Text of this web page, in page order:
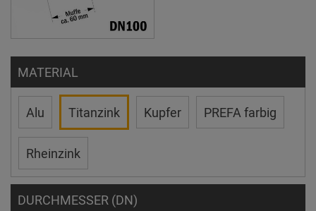
MATERIAL
Alu Titanzink Kupfer PREFA farbig
Rheinzink
DURCHMESSER (DN)